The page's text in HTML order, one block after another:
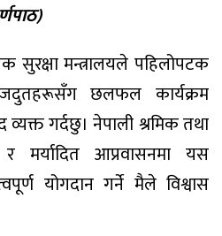
सुरक्षा मन्त्रालयले पहिलोपटक
छलफल कार्यक्रम
गर्दछु। नेपाली श्रमिक तथा
मर्यादित आप्रवासनमा यस
योगदान गर्ने मैले विश्वास